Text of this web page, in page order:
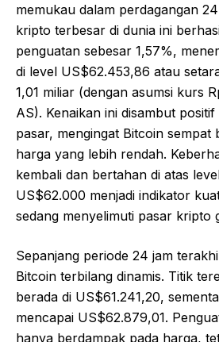
memukau dalam perdagangan
kripto terbesar di dunia ini
penguatan sebesar 1,57%,
di level US$62.453,86 atau
1,01 miliar (dengan asumsi kurs
AS). Kenaikan ini disambut
pasar, mengingat Bitcoin sempat
harga yang lebih rendah.
kembali dan bertahan di atas
US$62.000 menjadi indikator
sedang menyelimuti pasar kripto
Sepanjang periode 24 jam
Bitcoin terbilang dinamis. Titik
berada di US$61.241,20,
mencapai US$62.879,01.
hanya berdampak pada harga,